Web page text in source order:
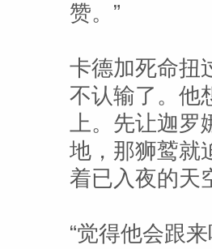
赞。”
卡德加死命扭
不认输了。他
上。先让迦罗
地，那狮鹫就
着已入夜的天
“觉得他会跟